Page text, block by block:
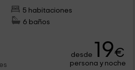
5 habitaciones
6 baños
desde 19€
persona y noche